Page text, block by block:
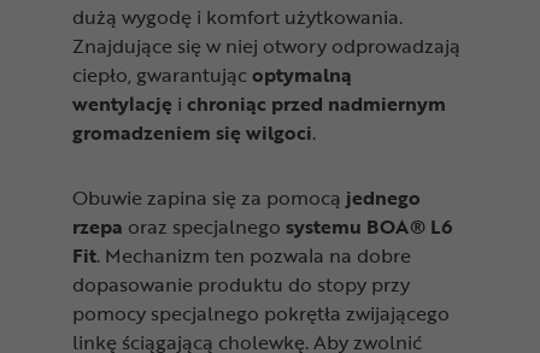
dużą wygodę i komfort użytkowania.
Znajdujące się w niej otwory odprowadzają
ciepło, gwarantując optymalną
wentylację i chroniąc przed nadmiernym
gromadzeniem się wilgoci.
Obuwie zapina się za pomocą jednego
rzepa oraz specjalnego systemu BOA® L6
Fit. Mechanizm ten pozwala na dobre
dopasowanie produktu do stopy przy
pomocy specjalnego pokrętła zwijającego
linkę ściągającą cholewkę. Aby zwolnić